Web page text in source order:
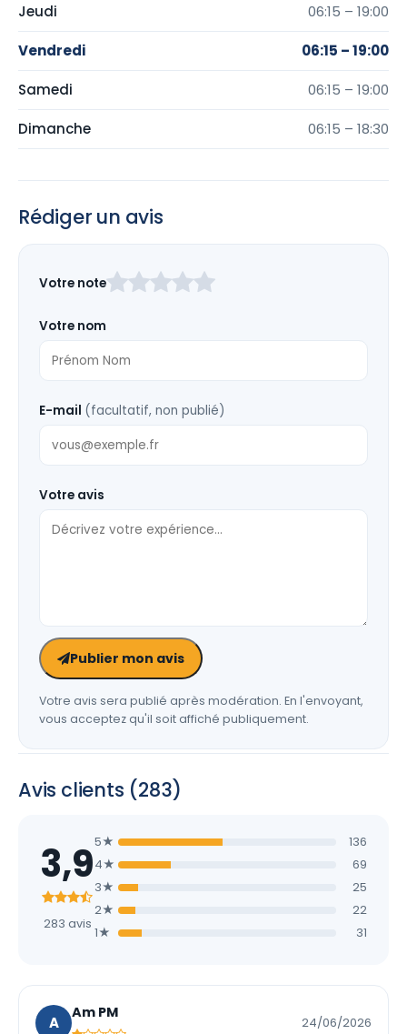
Jeudi 06:15 – 19:00
Vendredi 06:15 – 19:00
Samedi 06:15 – 19:00
Dimanche 06:15 – 18:30
Rédiger un avis
ce
vide
Votre note
Votre nom
E-mail (facultatif, non publié)
Votre avis
Publier mon avis
Votre avis sera publié après modération. En l'envoyant,
vous acceptez qu'il soit affiché publiquement.
Avis clients (283)
3,9
283 avis
5★
136
4★
69
3★
25
2★
22
1★
31
A
Am PM
24/06/2026